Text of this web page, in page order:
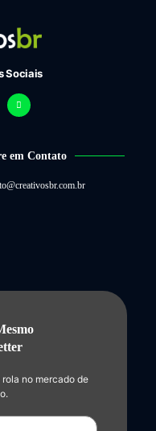
Sociais
em Contato
no mercado de